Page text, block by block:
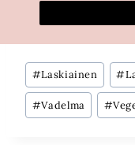
Avainsanat:
#Laskiainen #
#Vadelma #